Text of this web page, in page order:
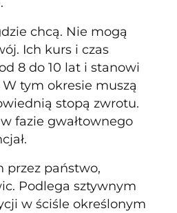
chcą. Nie mogą
Ich kurs i czas
8 do 10 lat i stanowi
tym okresie muszą
stopą zwrotu.
fazie gwałtownego
przez państwo,
Podlega sztywnym
w ściśle określonym